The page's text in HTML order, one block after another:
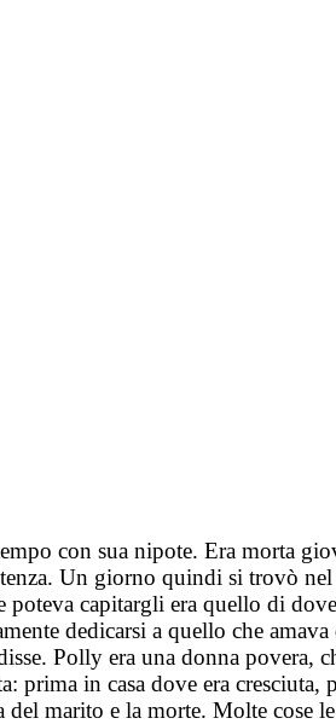
con sua nipote. Era morta
Un giorno quindi si trovò
capitargli era quello di
dedicarsi a quello che
Polly era una donna povera,
prima in casa dove era
marito e la morte. Molte